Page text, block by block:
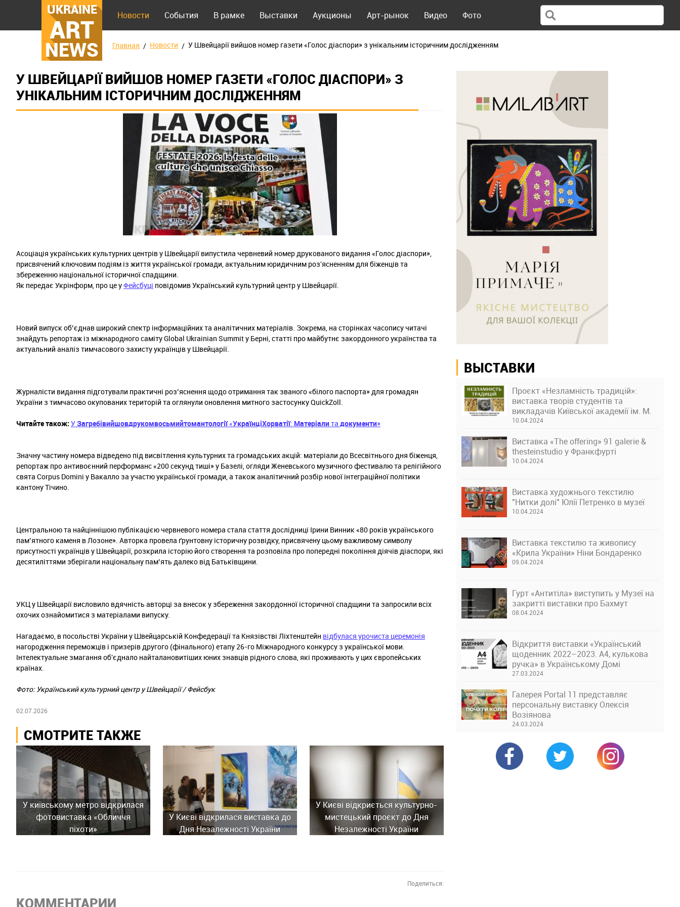
UKRAINE
ART
NEWS
Новости События В рамке Выставки Аукционы Арт-рынок Видео Фото
Главная Новости У Швейцарії вийшов номер газети «Голос діаспори» з унікальним історичним дослідженням
У ШВЕЙЦАРІЇ ВИЙШОВ НОМЕР ГАЗЕТИ «ГОЛОС ДІАСПОРИ» З
УНІКАЛЬНИМ ІСТОРИЧНИМ ДОСЛІДЖЕННЯМ
Асоціація українських культурних центрів у Швейцарії випустила червневий номер друкованого видання «Голос діаспори»,
присвячений ключовим подіям із життя української громади, актуальним юридичним роз'ясненням для біженців та
збереженню національної історичної спадщини.
Як передає Укрінформ, про це уФейсбуці повідомив Український культурний центр у Швейцарії.
Новий випуск об’єднав широкий спектр інформаційних та аналітичних матеріалів. Зокрема, на сторінках часопису читачі
знайдуть репортаж із міжнародного саміту Global Ukrainian Summit у Берні, статті про майбутнє закордонного українства та
актуальний аналіз тимчасового захисту українців у Швейцарії.
Журналісти видання підготували практичні роз’яснення щодо отримання так званого «білого паспорта» для громадян
України з тимчасово окупованих територій та оглянули оновлення митного застосунку QuickZoll.
Читайте також: УЗагребівийшовдрукомвосьмийтомантології«УкраїнціХорватії: Матеріалита документи»
Значну частину номера відведено під висвітлення культурних та громадських акцій: матеріали до Всесвітнього дня біженця,
репортаж про антивоєнний перформанс «200 секунд тиші» у Базелі, огляди Женевського музичного фестивалю та релігійного
свята Corpus Domini у Вакалло за участю української громади, а також аналітичний розбір нової інтеграційної політики
кантону Тічино.
Центральною та найціннішою публікацією червневого номера стала стаття дослідниці Ірини Винник «80 років українського
пам’ятного каменя в Лозоне». Авторка провела ґрунтовну історичну розвідку, присвячену цьому важливому символу
присутності українців у Швейцарії, розкрила історію його створення та розповіла про попередні покоління діячів діаспори, які
десятиліттями зберігали національну пам’ять далеко від Батьківщини.
УКЦ у Швейцарії висловило вдячність авторці за внесок у збереження закордонної історичної спадщини та запросили всіх
охочих ознайомитися з матеріалами випуску.
Нагадаємо, в посольстві України у Швейцарській Конфедерації та Князівстві Ліхтенштейн відбулася урочиста церемонія
нагородження переможців і призерів другого (фінального) етапу 26-го Міжнародного конкурсу з української мови.
Інтелектуальне змагання об'єднало найталановитіших юних знавців рідного слова, які проживають у цих європейських
країнах.
Фото: Український культурний центр у Швейцарії / Фейсбук
02.07.2026
СМОТРИТЕ ТАКЖЕ
У київському метро відкрилася
фотовиставка «Обличчя
піхоти»
У Києві відкрилася виставка до
Дня Незалежності України
У Києві відкриється культурно-
мистецький проєкт до Дня
Незалежності України
Поделиться:
КОММЕНТАРИИ
ВЫСТАВКИ
Проєкт «Незламність традицій»:
виставка творів студентів та
викладачів Київської академії ім. М.
Бойчука
10.04.2024
Виставка «The offering» 91 galerie &
thesteinstudio у Франкфурті
10.04.2024
Виставка художнього текстилю
"Нитки долі" Юлії Петренко в музеї
10.04.2024
Виставка текстилю та живопису
«Крила України» Ніни Бондаренко
09.04.2024
Гурт «Антитіла» виступить у Музеї на
закритті виставки про Бахмут
08.04.2024
Відкриття виставки «Український
щоденник 2022–2023. А4, кулькова
ручка» в Українському Домі
27.03.2024
Галерея Portal 11 представляє
персональну виставку Олексія
Возіянова
24.03.2024